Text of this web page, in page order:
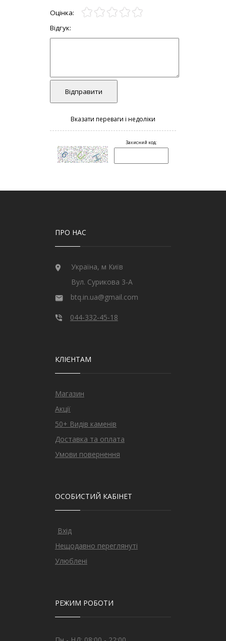
ПРО НАС
Україна, м Київ
Вул. Сурикова 3-А
btq.in.ua@gmail.com
044-332-45-18
КЛІЄНТАМ
Магазин
Акції
50+ Видів каменів
Доставка та оплата
Умови повернення
ОСОБИСТИЙ КАБІНЕТ
Вхід
Нещодавно переглянуті
Улюблені
РЕЖИМ РОБОТИ